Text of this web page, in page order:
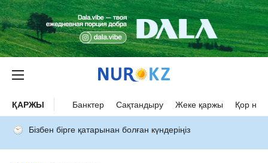
ҚАРЖЫ Банктер Сақтандыру Жеке қаржы Қор
Бізбен бірге қатарынан болған күндеріңіз